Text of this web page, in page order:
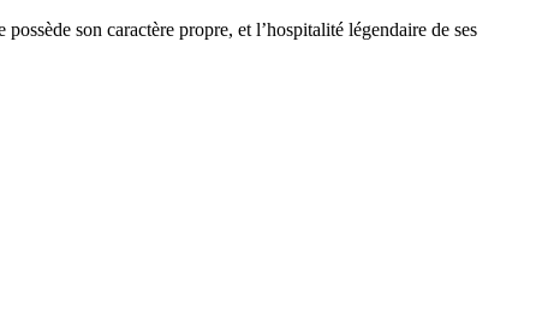
son caractère propre, et l’hospitalité légendaire de ses